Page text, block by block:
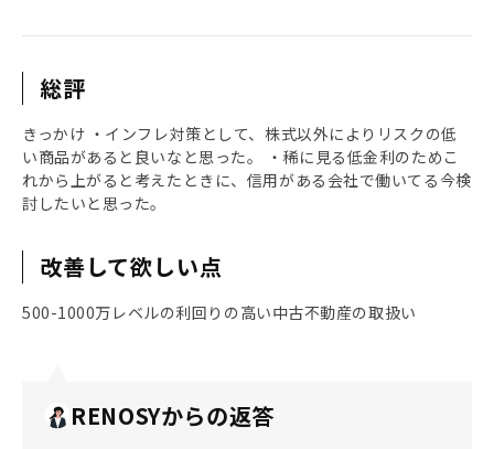
総評
きっかけ ・インフレ対策として、株式以外によりリスクの低
い商品があると良いなと思った。 ・稀に見る低金利のためこ
れから上がると考えたときに、信用がある会社で働いてる今検
討したいと思った。
改善して欲しい点
500-1000万レベルの利回りの高い中古不動産の取扱い
RENOSYからの返答